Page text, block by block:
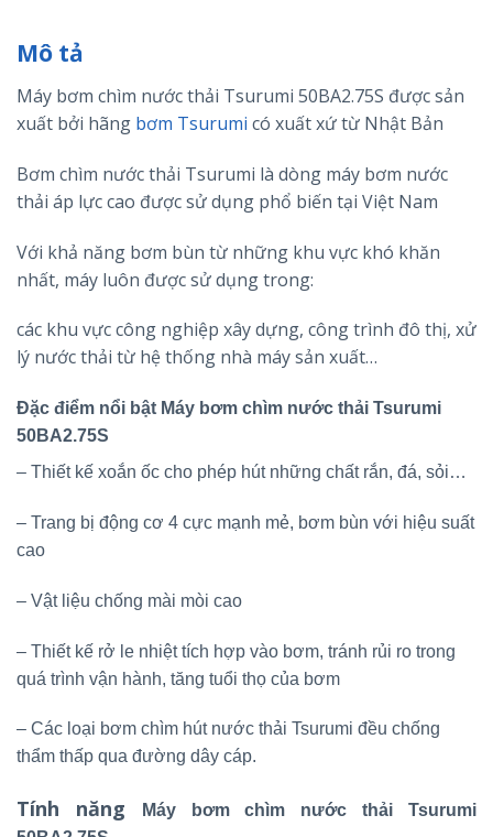
Mô tả
Máy bơm chìm nước thải Tsurumi 50BA2.75S được sản
xuất bởi hãng bơm Tsurumi có xuất xứ từ Nhật Bản
Bơm chìm nước thải Tsurumi là dòng máy bơm nước
thải áp lực cao được sử dụng phổ biến tại Việt Nam
Với khả năng bơm bùn từ những khu vực khó khăn
nhất, máy luôn được sử dụng trong:
các khu vực công nghiệp xây dựng, công trình đô thị, xử
lý nước thải từ hệ thống nhà máy sản xuất…
Đặc điểm nổi bật Máy bơm chìm nước thải Tsurumi
50BA2.75S
– Thiết kế xoắn ốc cho phép hút những chất rắn, đá, sỏi…
– Trang bị động cơ 4 cực mạnh mẻ, bơm bùn với hiệu suất
cao
– Vật liệu chống mài mòi cao
– Thiết kế rở le nhiệt tích hợp vào bơm, tránh rủi ro trong
quá trình vận hành, tăng tuổi thọ của bơm
– Các loại bơm chìm hút nước thải Tsurumi đều chống
thẩm thấp qua đường dây cáp.
Tính năng
Máy bơm chìm nước thải Tsurumi